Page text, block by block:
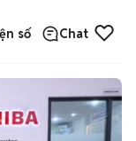
số Chat